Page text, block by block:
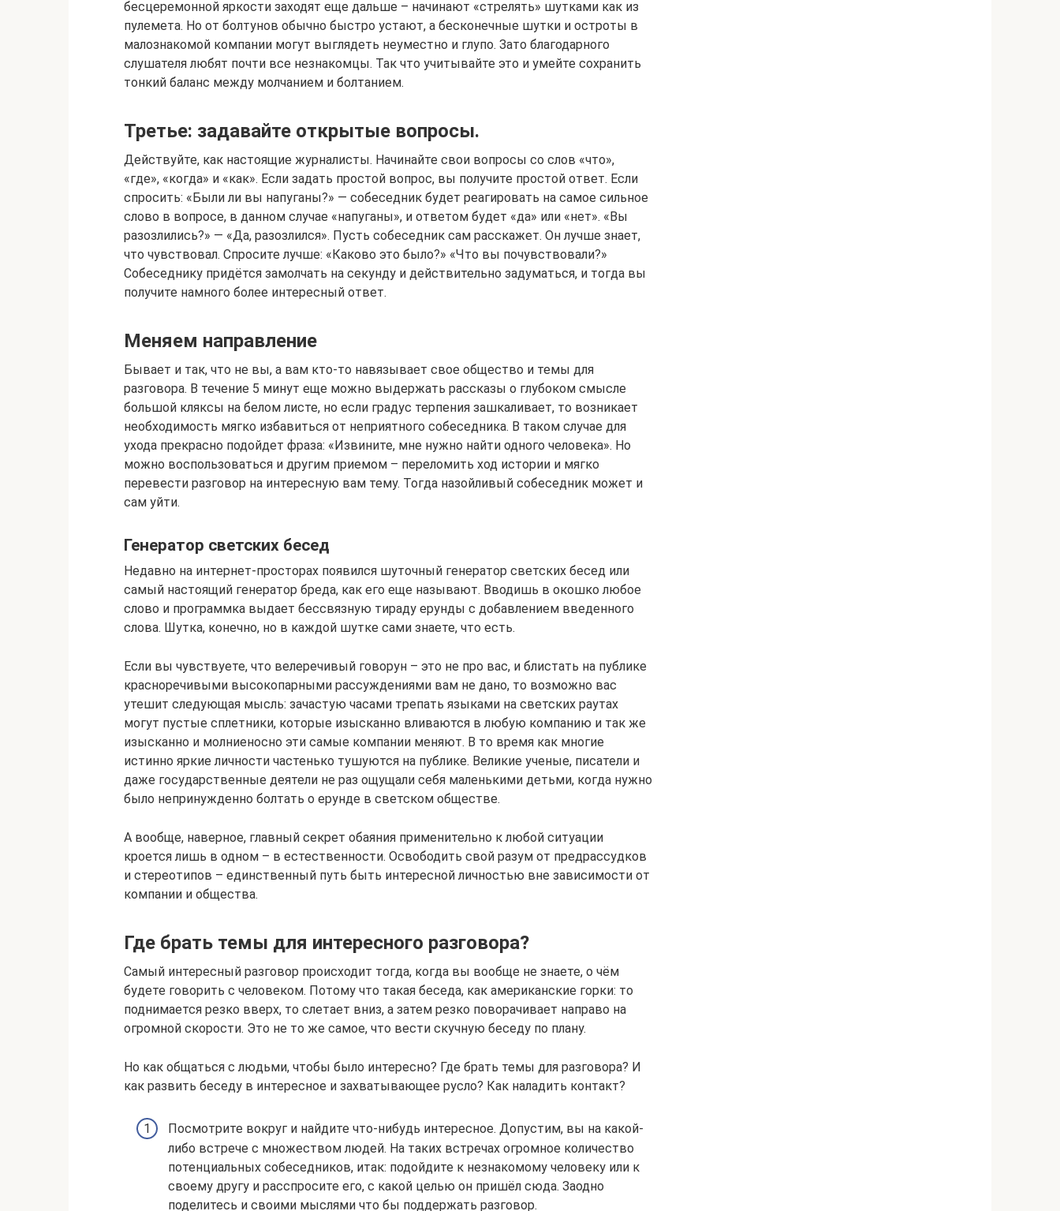
бесцеремонной яркости заходят еще дальше – начинают «стрелять» шутками как из
пулемета. Но от болтунов обычно быстро устают, а бесконечные шутки и остроты в
малознакомой компании могут выглядеть неуместно и глупо. Зато благодарного
слушателя любят почти все незнакомцы. Так что учитывайте это и умейте сохранить
тонкий баланс между молчанием и болтанием.
Третье: задавайте открытые вопросы.
Действуйте, как настоящие журналисты. Начинайте свои вопросы со слов «что»,
«где», «когда» и «как». Если задать простой вопрос, вы получите простой ответ. Если
спросить: «Были ли вы напуганы?» — собеседник будет реагировать на самое сильное
слово в вопросе, в данном случае «напуганы», и ответом будет «да» или «нет». «Вы
разозлились?» — «Да, разозлился». Пусть собеседник сам расскажет. Он лучше знает,
что чувствовал. Спросите лучше: «Каково это было?» «Что вы почувствовали?»
Собеседнику придётся замолчать на секунду и действительно задуматься, и тогда вы
получите намного более интересный ответ.
Меняем направление
Бывает и так, что не вы, а вам кто-то навязывает свое общество и темы для
разговора. В течение 5 минут еще можно выдержать рассказы о глубоком смысле
большой кляксы на белом листе, но если градус терпения зашкаливает, то возникает
необходимость мягко избавиться от неприятного собеседника. В таком случае для
ухода прекрасно подойдет фраза: «Извините, мне нужно найти одного человека». Но
можно воспользоваться и другим приемом – переломить ход истории и мягко
перевести разговор на интересную вам тему. Тогда назойливый собеседник может и
сам уйти.
Генератор светских бесед
Недавно на интернет-просторах появился шуточный генератор светских бесед или
самый настоящий генератор бреда, как его еще называют. Вводишь в окошко любое
слово и программка выдает бессвязную тираду ерунды с добавлением введенного
слова. Шутка, конечно, но в каждой шутке сами знаете, что есть.
Если вы чувствуете, что велеречивый говорун – это не про вас, и блистать на публике
красноречивыми высокопарными рассуждениями вам не дано, то возможно вас
утешит следующая мысль: зачастую часами трепать языками на светских раутах
могут пустые сплетники, которые изысканно вливаются в любую компанию и так же
изысканно и молниеносно эти самые компании меняют. В то время как многие
истинно яркие личности частенько тушуются на публике. Великие ученые, писатели и
даже государственные деятели не раз ощущали себя маленькими детьми, когда нужно
было непринужденно болтать о ерунде в светском обществе.
А вообще, наверное, главный секрет обаяния применительно к любой ситуации
кроется лишь в одном – в естественности. Освободить свой разум от предрассудков
и стереотипов – единственный путь быть интересной личностью вне зависимости от
компании и общества.
Где брать темы для интересного разговора?
Самый интересный разговор происходит тогда, когда вы вообще не знаете, о чём
будете говорить с человеком. Потому что такая беседа, как американские горки: то
поднимается резко вверх, то слетает вниз, а затем резко поворачивает направо на
огромной скорости. Это не то же самое, что вести скучную беседу по плану.
Но как общаться с людьми, чтобы было интересно? Где брать темы для разговора? И
как развить беседу в интересное и захватывающее русло? Как наладить контакт?
Посмотрите вокруг и найдите что-нибудь интересное. Допустим, вы на какой-
либо встрече с множеством людей. На таких встречах огромное количество
потенциальных собеседников, итак: подойдите к незнакомому человеку или к
своему другу и расспросите его, с какой целью он пришёл сюда. Заодно
поделитесь и своими мыслями что бы поддержать разговор.